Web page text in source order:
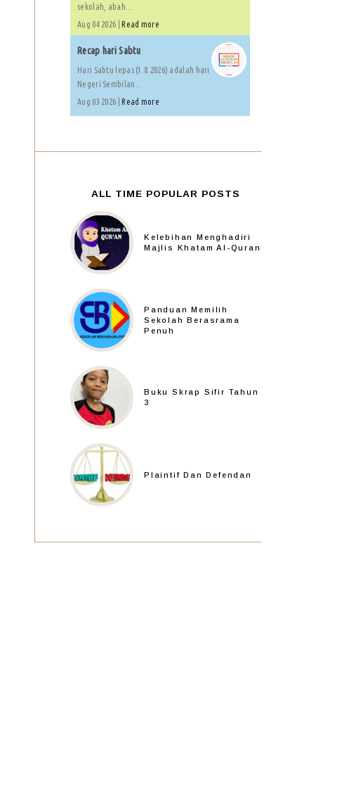
sekolah, abah...
Aug 04 2026 | Read more
Recap hari Sabtu
Hari Sabtu lepas (1.8.2026) adalah hari
Negeri Sembilan...
Aug 03 2026 | Read more
ALL TIME POPULAR POSTS
Kelebihan Menghadiri
Majlis Khatam Al-Quran
Panduan Memilih
Sekolah Berasrama
Penuh
Buku Skrap Sifir Tahun
3
Plaintif Dan Defendan